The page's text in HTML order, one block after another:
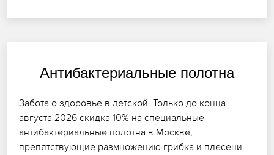
Антибактериальные полотна
Забота о здоровье в детской. Только до конца
августа 2026 скидка 10% на специальные
антибактериальные полотна в Москве,
препятствующие размножению грибка и плесени.